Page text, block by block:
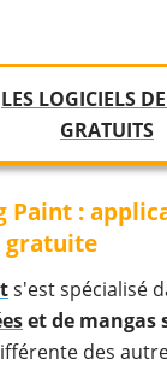
LES LOGICIELS
GRATUITS
Paint :
gratuite
s'est spécialisé
et de mangas
des